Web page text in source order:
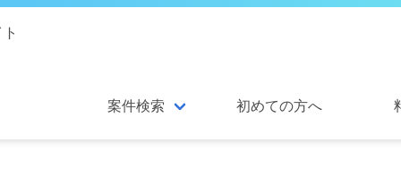
案件検索 初めての方へ